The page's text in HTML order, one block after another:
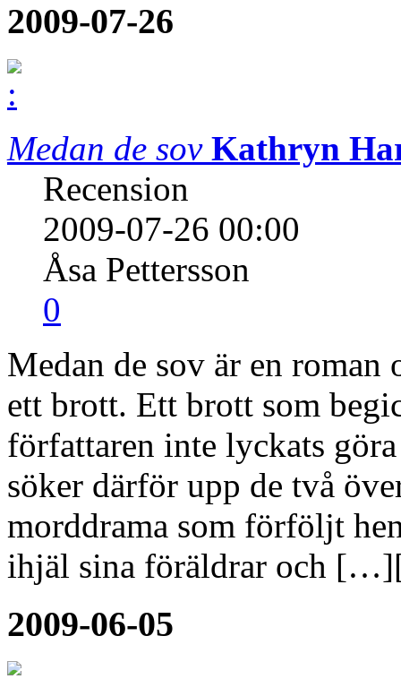
2009-07-26
Medan de sov Kathryn
Recension
2009-07-26 00:00
Åsa Pettersson
0
Medan de sov är en
ett brott. Ett brott som
författaren inte lyckats
söker därför upp de två
morddrama som förföljt
ihjäl sina föräldrar och
2009-06-05